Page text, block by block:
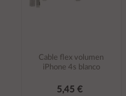
Cable flex volumen
iPhone 4s blanco
5,45 €